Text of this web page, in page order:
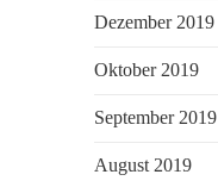
Dezember 2019
Oktober 2019
September 2019
August 2019